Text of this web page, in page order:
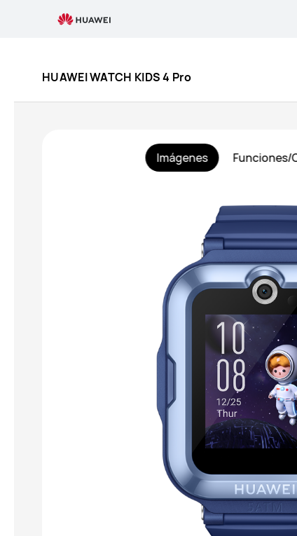
Comprar
HUAWEI
WATCH
HUAWEI WATCH KIDS 4 Pro
Imágenes Funciones/